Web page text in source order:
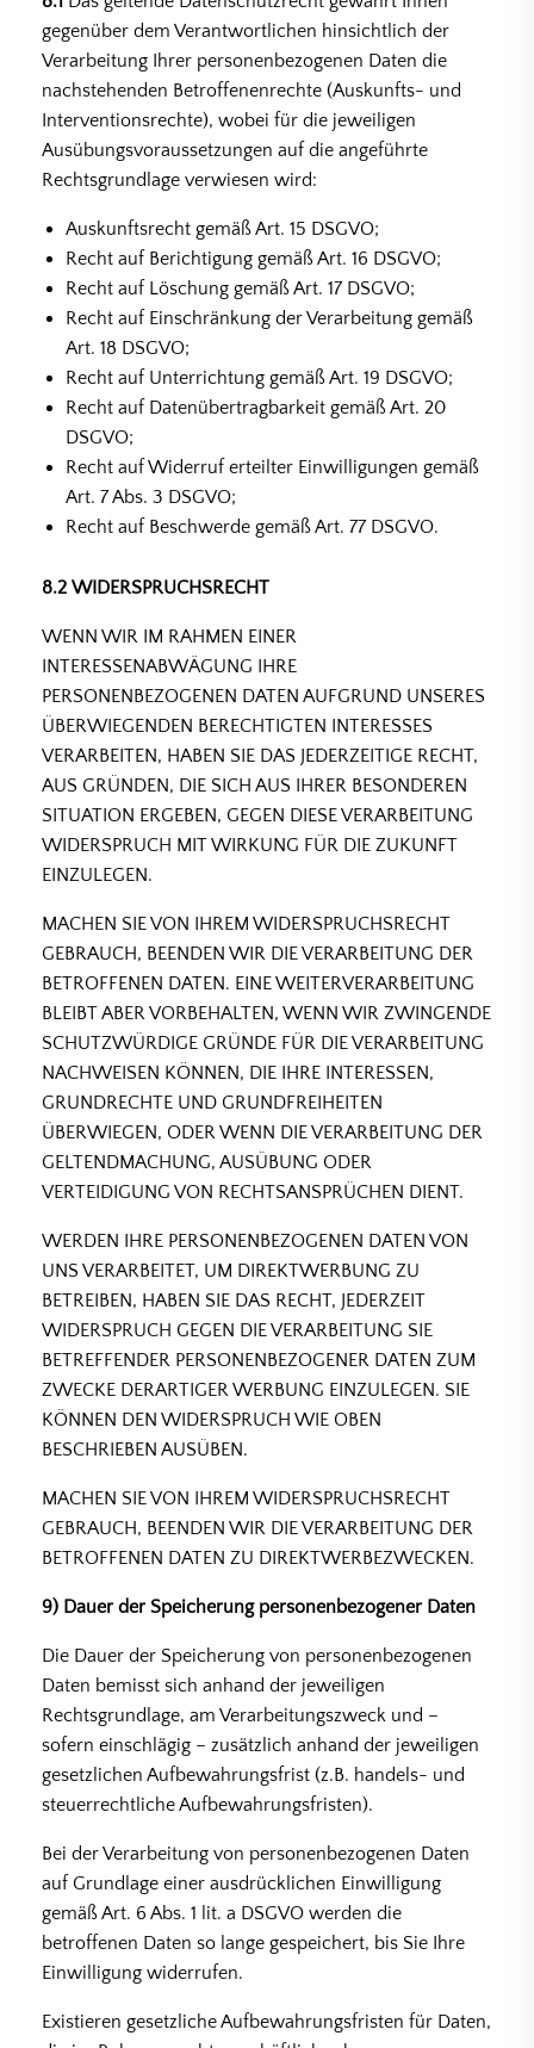
gegenüber dem Verantwortlichen hinsichtlich der
Verarbeitung Ihrer personenbezogenen Daten die
nachstehenden Betroffenenrechte (Auskunfts- und
Interventionsrechte), wobei für die jeweiligen
Ausübungsvoraussetzungen auf die angeführte
Rechtsgrundlage verwiesen wird:
Auskunftsrecht gemäß Art. 15 DSGVO;
Recht auf Berichtigung gemäß Art. 16 DSGVO;
Recht auf Löschung gemäß Art. 17 DSGVO;
Recht auf Einschränkung der Verarbeitung gemäß
Art. 18 DSGVO;
Recht auf Unterrichtung gemäß Art. 19 DSGVO;
Recht auf Datenübertragbarkeit gemäß Art. 20
DSGVO;
Recht auf Widerruf erteilter Einwilligungen gemäß
Art. 7 Abs. 3 DSGVO;
Recht auf Beschwerde gemäß Art. 77 DSGVO.
8.2 WIDERSPRUCHSRECHT
WENN WIR IM RAHMEN EINER
INTERESSENABWÄGUNG IHRE
PERSONENBEZOGENEN DATEN AUFGRUND UNSERES
ÜBERWIEGENDEN BERECHTIGTEN INTERESSES
VERARBEITEN, HABEN SIE DAS JEDERZEITIGE RECHT,
AUS GRÜNDEN, DIE SICH AUS IHRER BESONDEREN
SITUATION ERGEBEN, GEGEN DIESE VERARBEITUNG
WIDERSPRUCH MIT WIRKUNG FÜR DIE ZUKUNFT
EINZULEGEN.
MACHEN SIE VON IHREM WIDERSPRUCHSRECHT
GEBRAUCH, BEENDEN WIR DIE VERARBEITUNG DER
BETROFFENEN DATEN. EINE WEITERVERARBEITUNG
BLEIBT ABER VORBEHALTEN, WENN WIR ZWINGENDE
SCHUTZWÜRDIGE GRÜNDE FÜR DIE VERARBEITUNG
NACHWEISEN KÖNNEN, DIE IHRE INTERESSEN,
GRUNDRECHTE UND GRUNDFREIHEITEN
ÜBERWIEGEN, ODER WENN DIE VERARBEITUNG DER
GELTENDMACHUNG, AUSÜBUNG ODER
VERTEIDIGUNG VON RECHTSANSPRÜCHEN DIENT.
WERDEN IHRE PERSONENBEZOGENEN DATEN VON
UNS VERARBEITET, UM DIREKTWERBUNG ZU
BETREIBEN, HABEN SIE DAS RECHT, JEDERZEIT
WIDERSPRUCH GEGEN DIE VERARBEITUNG SIE
BETREFFENDER PERSONENBEZOGENER DATEN ZUM
ZWECKE DERARTIGER WERBUNG EINZULEGEN. SIE
KÖNNEN DEN WIDERSPRUCH WIE OBEN
BESCHRIEBEN AUSÜBEN.
MACHEN SIE VON IHREM WIDERSPRUCHSRECHT
GEBRAUCH, BEENDEN WIR DIE VERARBEITUNG DER
BETROFFENEN DATEN ZU DIREKTWERBEZWECKEN.
9) Dauer der Speicherung personenbezogener Daten
Die Dauer der Speicherung von personenbezogenen
Daten bemisst sich anhand der jeweiligen
Rechtsgrundlage, am Verarbeitungszweck und –
sofern einschlägig – zusätzlich anhand der jeweiligen
gesetzlichen Aufbewahrungsfrist (z.B. handels- und
steuerrechtliche Aufbewahrungsfristen).
Bei der Verarbeitung von personenbezogenen Daten
auf Grundlage einer ausdrücklichen Einwilligung
gemäß Art. 6 Abs. 1 lit. a DSGVO werden die
betroffenen Daten so lange gespeichert, bis Sie Ihre
Einwilligung widerrufen.
Existieren gesetzliche Aufbewahrungsfristen für Daten,